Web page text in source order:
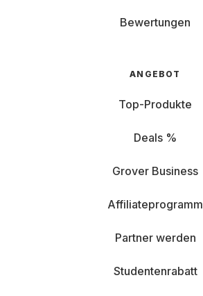
Bewertungen
ANGEBOT
Top-Produkte
Deals %
Grover Business
Affiliateprogramm
Partner werden
Studentenrabatt